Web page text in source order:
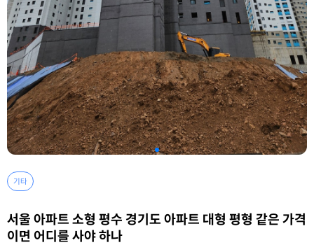
기타
서울 아파트 소형 평수 경기도 아파트 대형 평형 같은 가격
이면 어디를 사야 하나